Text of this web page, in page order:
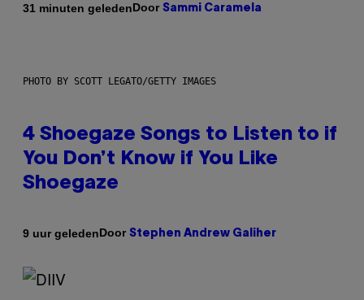
31 minuten geledenDoor Sammi Caramela
PHOTO BY SCOTT LEGATO/GETTY IMAGES
4 Shoegaze Songs to Listen to if
You Don’t Know if You Like
Shoegaze
9 uur geledenDoor Stephen Andrew Galiher